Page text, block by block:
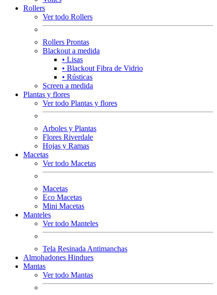
Rollers
Ver todo Rollers
Rollers Prontas
Blackout a medida
• Lisas
• Blackout Fibra de Vidrio
• Rústicas
Screen a medida
Plantas y flores
Ver todo Plantas y flores
Arboles y Plantas
Flores Riverdale
Hojas y Ramas
Macetas
Ver todo Macetas
Macetas
Eco Macetas
Mini Macetas
Manteles
Ver todo Manteles
Tela Resinada Antimanchas
Almohadones Hindues
Mantas
Ver todo Mantas